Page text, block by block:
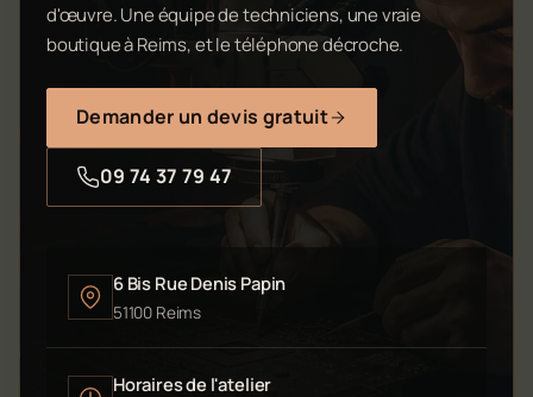
d'œuvre. Une équipe de techniciens, une vraie
boutique à Reims, et le téléphone décroche.
Demander un devis gratuit
09 74 37 79 47
6 Bis Rue Denis Papin
51100 Reims
Horaires de l'atelier